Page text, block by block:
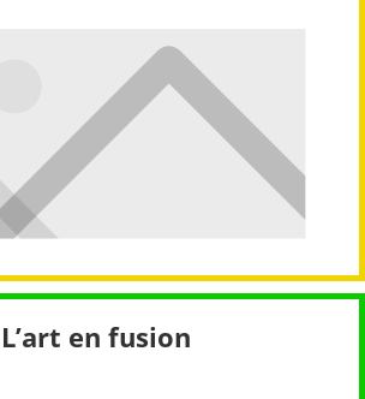
L’art en fusion